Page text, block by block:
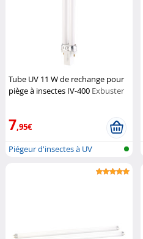
Tube UV 11 W de rechange pour
piège à insectes IV-400 Exbuster
7,95€
Piégeur d'insectes à UV